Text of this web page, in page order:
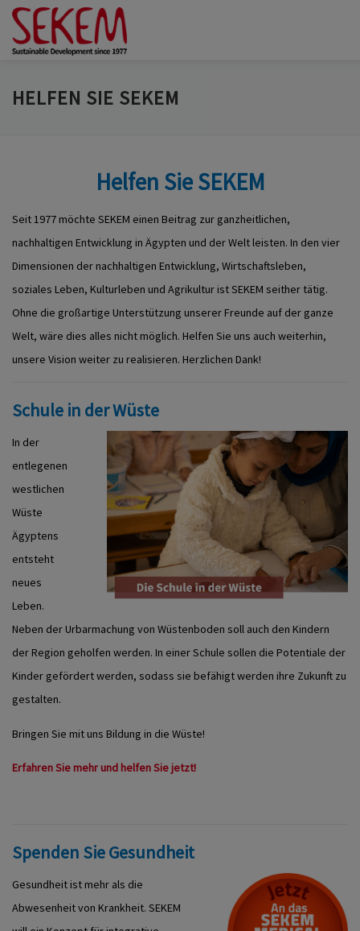
Zum
Inhalt
springen
ÜBER UNS WIRTSCHAFT
HELFEN SIE SEKEM
Helfen Sie SEKEM
Seit 1977 möchte SEKEM einen Beitrag zur ganzheitlichen,
nachhaltigen Entwicklung in Ägypten und der Welt leisten. In den vier
Dimensionen der nachhaltigen Entwicklung, Wirtschaftsleben,
soziales Leben, Kulturleben und Agrikultur ist SEKEM seither tätig.
Ohne die großartige Unterstützung unserer Freunde auf der ganze
Welt, wäre dies alles nicht möglich. Helfen Sie uns auch weiterhin,
unsere Vision weiter zu realisieren. Herzlichen Dank!
Schule in der Wüste
In der
entlegenen
westlichen
Wüste
Ägyptens
entsteht
neues
Leben.
Neben der Urbarmachung von Wüstenboden soll auch den Kindern
der Region geholfen werden. In einer Schule sollen die Potentiale der
Kinder gefördert werden, sodass sie befähigt werden ihre Zukunft zu
gestalten.
Bringen Sie mit uns Bildung in die Wüste!
Erfahren Sie mehr und helfen Sie jetzt!
Spenden Sie Gesundheit
Gesundheit ist mehr als die
Abwesenheit von Krankheit. SEKEM